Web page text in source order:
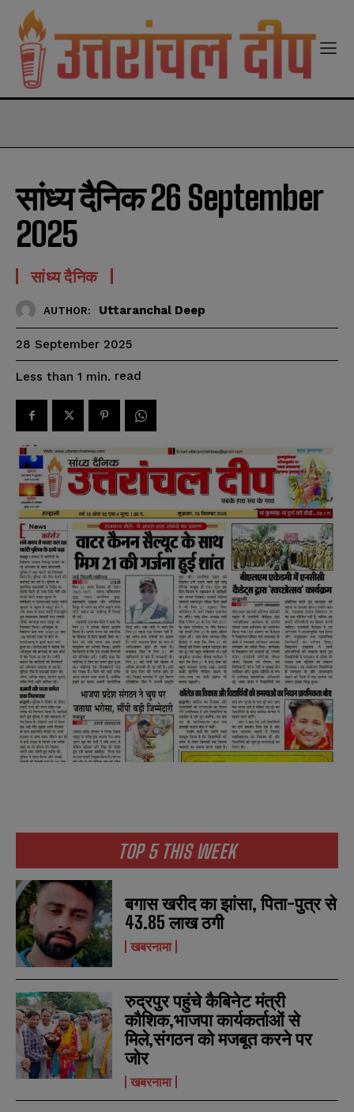
TOP 5 THIS WEEK
बगास खरीद का झांसा, पिता-पुत्र से
43.85 लाख ठगी
खबरनामा
रुद्रपुर पहुंचे कैबिनेट मंत्री
कौशिक,भाजपा कार्यकर्ताओं से
मिले,संगठन को मजबूत करने पर
जोर
खबरनामा
सांध्य दैनिक 26 September
2025
सांध्य दैनिक
AUTHOR: Uttaranchal Deep
28 September 2025
Less than 1 min. read